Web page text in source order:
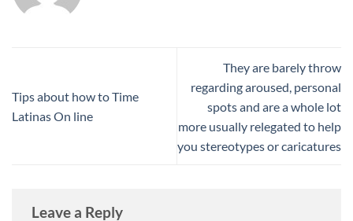
Tips about how to Time
Latinas On line
They are barely throw
regarding aroused, personal
spots and are a whole lot
more usually relegated to help
you stereotypes or caricatures
Leave a Reply